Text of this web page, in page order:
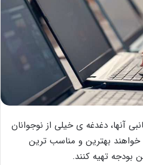
آنها، دغدغه ی خیلی از نوجوانان
بهترین و مناسب ترین
بودجه تهیه کنند.